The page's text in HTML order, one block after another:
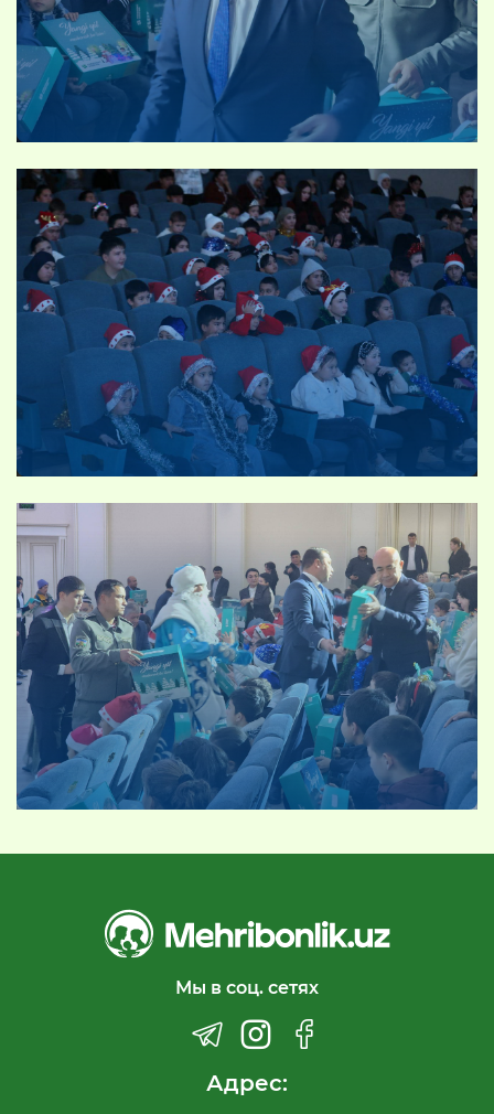
Мы в соц. сетях
Адрес: